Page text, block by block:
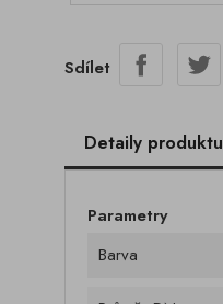
Sdílet
Detaily produktu
Parametry
Barva